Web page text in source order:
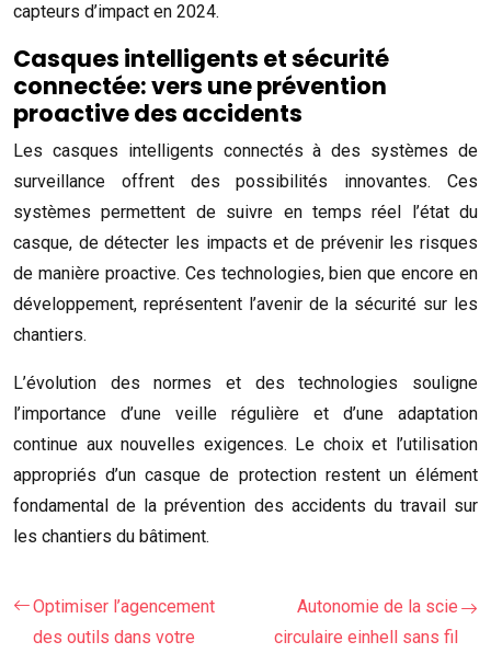
capteurs d’impact en 2024.
Casques intelligents et sécurité
connectée: vers une prévention
proactive des accidents
Les casques intelligents connectés à des systèmes de
surveillance offrent des possibilités innovantes. Ces
systèmes permettent de suivre en temps réel l’état du
casque, de détecter les impacts et de prévenir les risques
de manière proactive. Ces technologies, bien que encore en
développement, représentent l’avenir de la sécurité sur les
chantiers.
L’évolution des normes et des technologies souligne
l’importance d’une veille régulière et d’une adaptation
continue aux nouvelles exigences. Le choix et l’utilisation
appropriés d’un casque de protection restent un élément
fondamental de la prévention des accidents du travail sur
les chantiers du bâtiment.
Optimiser l’agencement
des outils dans votre
Autonomie de la scie
circulaire einhell sans fil